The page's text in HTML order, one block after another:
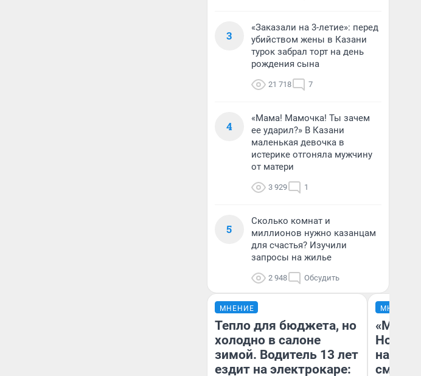
3
«Заказали на 3-летие»: перед
убийством жены в Казани
турок забрал торт на день
рождения сына
21 718 7
4
«Мама! Мамочка! Ты зачем
ее ударил?» В Казани
маленькая девочка в
истерике отгоняла мужчину
от матери
3 929 1
5
Сколько комнат и
миллионов нужно казанцам
для счастья? Изучили
запросы на жилье
2 948 Обсудить
МНЕНИЕ
Тепло для бюджета, но
холодно в салоне
зимой. Водитель 13 лет
ездит на электрокаре:
МНЕНИЕ
«Мы